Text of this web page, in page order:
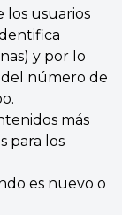
los usuarios
y por lo
número de
más
para los
es nuevo o